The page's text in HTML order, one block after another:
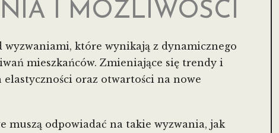
I MOŻLIWOŚCI
wyzwaniami, które wynikają z dynamicznego
mieszkańców. Zmieniające się trendy i
elastyczności oraz otwartości na nowe
muszą odpowiadać na takie wyzwania, jak